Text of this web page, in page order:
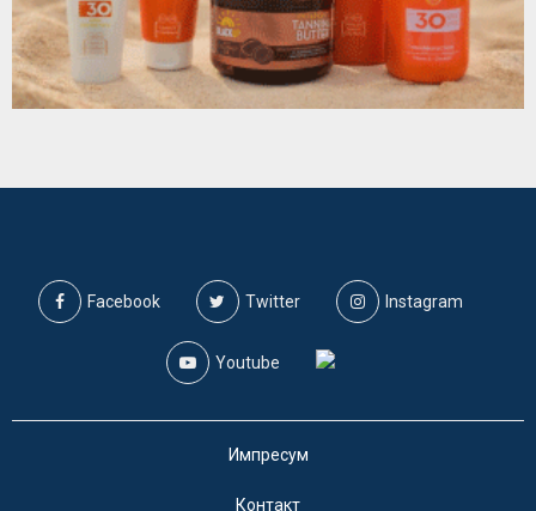
Facebook Twitter Instagram
Youtube
Импресум
Контакт